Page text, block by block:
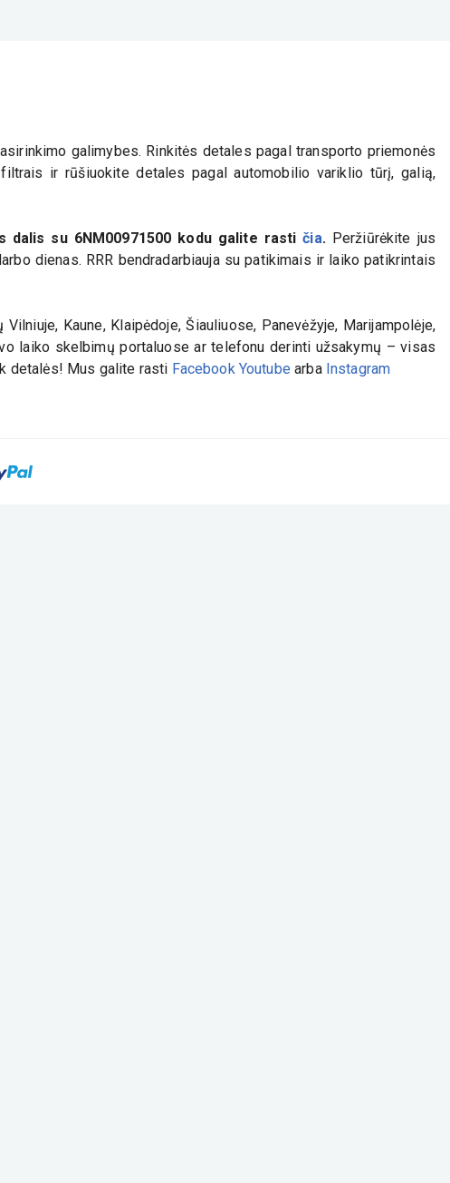
galimybes. Rinkitės detales pagal transporto priemonės
ir rūšiuokite detales pagal automobilio variklio tūrį, galią,
dalis su 6NM00971500 kodu galite rastičia. Peržiūrėkite jus
dienas. RRR bendradarbiauja su patikimais ir laiko patikrintais
Kaune, Klaipėdoje, Šiauliuose, Panevėžyje, Marijampolėje,
laiko skelbimų portaluose ar telefonu derinti užsakymų – visas
detalės! Mus galite rasti Facebook Youtube arba Instagram